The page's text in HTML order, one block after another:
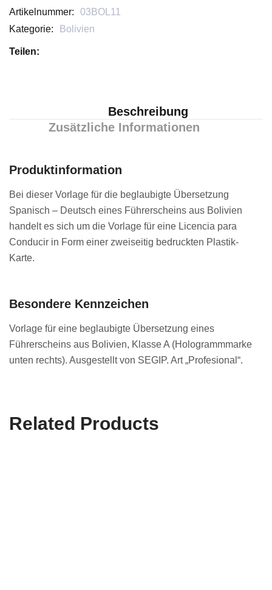
Artikelnummer:
03BOL11
Kategorie:
Bolivien
Teilen:
Beschreibung
Zusätzliche Informationen
Produktinformation
Bei dieser Vorlage für die beglaubigte Übersetzung
Spanisch – Deutsch eines Führerscheins aus Bolivien
handelt es sich um die Vorlage für eine Licencia para
Conducir in Form einer zweiseitig bedruckten Plastik-
Karte.
Besondere Kennzeichen
Vorlage für eine beglaubigte Übersetzung eines
Führerscheins aus Bolivien, Klasse A (Hologrammmarke
unten rechts). Ausgestellt von SEGIP. Art „Profesional“.
Related Products